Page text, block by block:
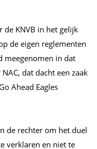
de KNVB in het gelijk
de eigen reglementen
meegenomen in dat
dat dacht een zaak
Ahead Eagles
de rechter om het duel
verklaren en niet te